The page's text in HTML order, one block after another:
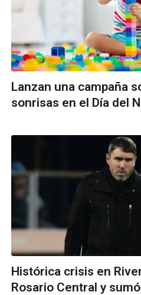
Lanzan una campaña
sonrisas en el Día del
Histórica crisis en
Rosario Central y